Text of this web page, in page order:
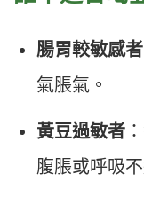
腸胃較敏感者
氣脹氣。
黃豆過敏者
腹脹或呼吸